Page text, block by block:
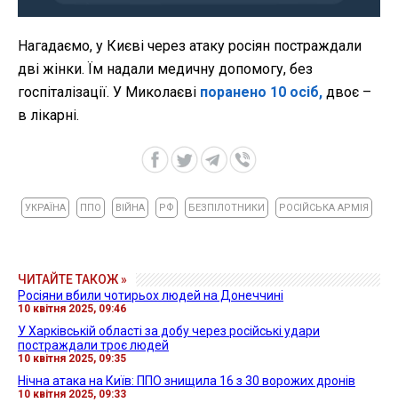
Нагадаємо, у Києві через атаку росіян постраждали
дві жінки. Їм надали медичну допомогу, без
госпіталізації. У Миколаєві поранено 10 осіб, двоє –
в лікарні.
УКРАЇНА ППО ВІЙНА РФ БЕЗПІЛОТНИКИ РОСІЙСЬКА АРМІЯ
ЧИТАЙТЕ ТАКОЖ »
Росіяни вбили чотирьох людей на Донеччині
10 квітня 2025, 09:46
У Харківській області за добу через російські удари
постраждали троє людей
10 квітня 2025, 09:35
Нічна атака на Київ: ППО знищила 16 з 30 ворожих дронів
10 квітня 2025, 09:33